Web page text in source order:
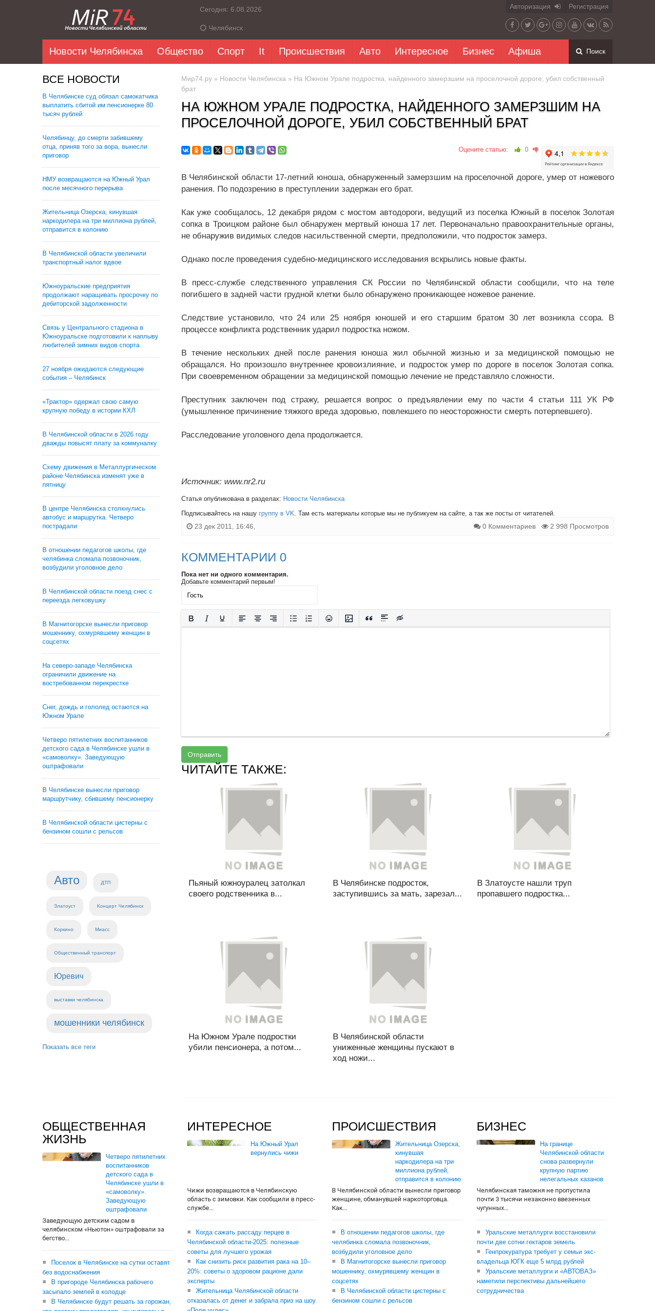
Сегодня: 6.08.2026
Челябинск
Авторизация Регистрация
Новости Челябинска Общество Спорт It Происшествия Авто Интересное Бизнес Афиша Поиск
ВСЕ НОВОСТИ
В Челябинске суд обязал самокатчика
выплатить сбитой им пенсионерке 80
тысяч рублей
Челябинцу, до смерти забившему
отца, приняв того за вора, вынесли
приговор
НМУ возвращаются на Южный Урал
после месячного перерыва
Жительница Озерска, кинувшая
наркодилера на три миллиона рублей,
отправится в колонию
В Челябинской области увеличили
транспортный налог вдвое
Южноуральские предприятия
продолжают наращивать просрочку по
дебиторской задолженности
Связь у Центрального стадиона в
Южноуральске подготовили к наплыву
любителей зимних видов спорта
27 ноября ожидаются следующие
события – Челябинск
«Трактор» одержал свою самую
крупную победу в истории КХЛ
В Челябинской области в 2026 году
дважды повысят плату за коммуналку
Схему движения в Металлургическом
районе Челябинска изменят уже в
пятницу
В центре Челябинска столкнулись
автобус и маршрутка. Четверо
пострадали
В отношении педагогов школы, где
челябинка сломала позвоночник,
возбудили уголовное дело
В Челябинской области поезд снес с
переезда легковушку
В Магнитогорске вынесли приговор
мошеннику, охмурявшему женщин в
соцсетях
На северо-западе Челябинска
ограничили движение на
востребованном перекрестке
Снег, дождь и гололед остаются на
Южном Урале
Четверо пятилетних воспитанников
детского сада в Челябинске ушли в
«самоволку». Заведующую
оштрафовали
В Челябинске вынесли приговор
маршрутчику, сбившему пенсионерку
В Челябинской области цистерны с
бензином сошли с рельсов
Авто ДТП
Златоуст Концерт Челябинск
Коркино Миасс
Общественный транспорт
Юревич
выставки челябинска
мошенники челябинск
Показать все теги
Мир74.ру » Новости Челябинска » На Южном Урале подростка, найденного замерзшим на проселочной дороге, убил собственный
брат
НА ЮЖНОМ УРАЛЕ ПОДРОСТКА, НАЙДЕННОГО ЗАМЕРЗШИМ НА
ПРОСЕЛОЧНОЙ ДОРОГЕ, УБИЛ СОБСТВЕННЫЙ БРАТ
Оцените статью: 0
В Челябинской области 17-летний юноша, обнаруженный замерзшим на проселочной дороге, умер от ножевого
ранения. По подозрению в преступлении задержан его брат.
Как уже сообщалось, 12 декабря рядом с мостом автодороги, ведущий из поселка Южный в поселок Золотая
сопка в Троицком районе был обнаружен мертвый юноша 17 лет. Первоначально правоохранительные органы,
не обнаружив видимых следов насильственной смерти, предположили, что подросток замерз.
Однако после проведения судебно-медицинского исследования вскрылись новые факты.
В пресс-службе следственного управления СК России по Челябинской области сообщили, что на теле
погибшего в задней части грудной клетки было обнаружено проникающее ножевое ранение.
Следствие установило, что 24 или 25 ноября юношей и его старшим братом 30 лет возникла ссора. В
процессе конфликта родственник ударил подростка ножом.
В течение нескольких дней после ранения юноша жил обычной жизнью и за медицинской помощью не
обращался. Но произошло внутреннее кровоизлияние, и подросток умер по дороге в поселок Золотая сопка.
При своевременном обращении за медицинской помощью лечение не представляло сложности.
Преступник заключен под стражу, решается вопрос о предъявлении ему по части 4 статьи 111 УК РФ
(умышленное причинение тяжкого вреда здоровью, повлекшего по неосторожности смерть потерпевшего).
Расследование уголовного дела продолжается.
Источник: www.nr2.ru
Статья опубликована в разделах: Новости Челябинска
Подписывайтесь на нашу группу в VK. Там есть материалы которые мы не публикуем на сайте, а так же посты от читателей.
23 дек 2011, 16:46, 0 Комментариев 2 998 Просмотров
КОММЕНТАРИИ 0
Пока нет ни одного комментария.
Добавьте комментарий первым!
Отправить
ЧИТАЙТЕ ТАКЖЕ:
Пьяный южноуралец затолкал
своего родственника в...
В Челябинске подросток,
заступившись за мать, зарезал...
В Златоусте нашли труп
пропавшего подростка...
На Южном Урале подростки
убили пенсионера, а потом...
В Челябинской области
униженные женщины пускают в
ход ножи...
ОБЩЕСТВЕННАЯ
ЖИЗНЬ
Четверо пятилетних
воспитанников
детского сада в
Челябинске ушли в
«самоволку».
Заведующую
оштрафовали
Заведующую детским садом в
челябинском «Ньютон» оштрафовали за
бегство...
Поселок в Челябинске на сутки оставят
без водоснабжения
В пригороде Челябинска рабочего
засыпало землей в колодце
В Челябинске будут решать за горожан,
ИНТЕРЕСНОЕ
На Южный Урал
вернулись чижи
Чижи возвращаются в Челябинскую
область с зимовки. Как сообщили в пресс-
службе...
Когда сажать рассаду перцев в
Челябинской области-2025: полезные
советы для лучшего урожая
Как снизить риск развития рака на 10–
20%: советы о здоровом рационе дали
эксперты
Жительница Челябинской области
отказалась от денег и забрала приз на шоу
ПРОИСШЕСТВИЯ
Жительница Озерска,
кинувшая
наркодилера на три
миллиона рублей,
отправится в колонию
В Челябинской области вынесли приговор
женщине, обманувшей наркоторговца.
Как...
В отношении педагогов школы, где
челябинка сломала позвоночник,
возбудили уголовное дело
В Магнитогорске вынесли приговор
мошеннику, охмурявшему женщин в
соцсетях
В Челябинской области цистерны с
бензином сошли с рельсов
БИЗНЕС
На границе
Челябинской области
снова развернули
крупную партию
нелегальных казанов
Челябинская таможня не пропустила
почти 3 тысячи незаконно ввезенных
чугунных...
Уральские металлурги восстановили
почти две сотни гектаров земель
Генпрокуратура требует у семьи экс-
владельца ЮГК еще 5 млрд рублей
Уральские металлурги и «АВТОВАЗ»
наметили перспективы дальнейшего
сотрудничества